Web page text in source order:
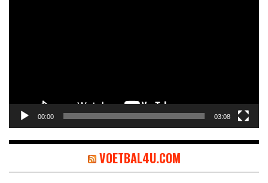
00:00 03:08
VOETBAL4U.COM